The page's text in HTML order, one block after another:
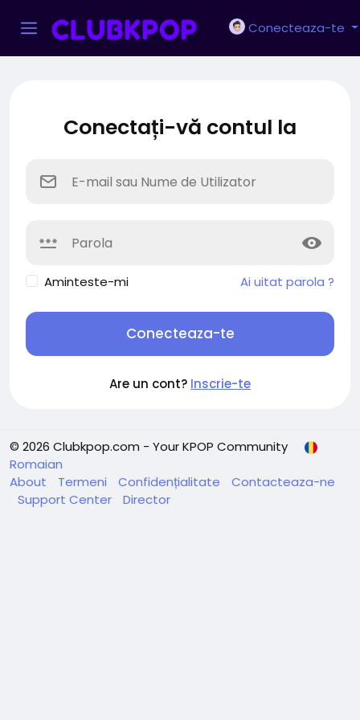
Conecteaza-te
Conectați-vă contul la
Aminteste-mi Ai uitat parola ?
Conecteaza-te
Are un cont? Inscrie-te
© 2026 Clubkpop.com - Your KPOP Community
Romaian
About
Termeni Confidențialitate
Contacteaza-ne
Support Center
Director